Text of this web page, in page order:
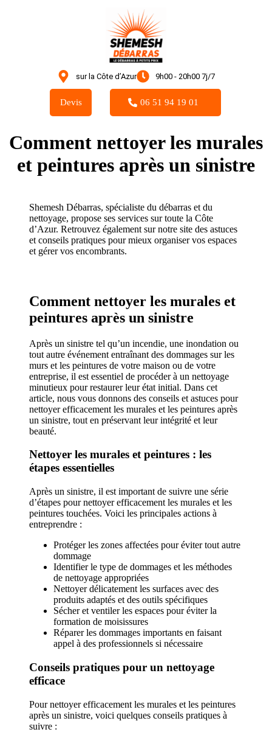
sur la Côte d’Azur 9h00 - 20h00 7j/7
Devis 06 51 94 19 01
Comment nettoyer les murales
et peintures après un sinistre
Shemesh Débarras, spécialiste du débarras et du
nettoyage, propose ses services sur toute la Côte
d’Azur. Retrouvez également sur notre site des astuces
et conseils pratiques pour mieux organiser vos espaces
et gérer vos encombrants.
Comment nettoyer les murales et
peintures après un sinistre
Après un sinistre tel qu’un incendie, une inondation ou
tout autre événement entraînant des dommages sur les
murs et les peintures de votre maison ou de votre
entreprise, il est essentiel de procéder à un nettoyage
minutieux pour restaurer leur état initial. Dans cet
article, nous vous donnons des conseils et astuces pour
nettoyer efficacement les murales et les peintures après
un sinistre, tout en préservant leur intégrité et leur
beauté.
Nettoyer les murales et peintures : les
étapes essentielles
Après un sinistre, il est important de suivre une série
d’étapes pour nettoyer efficacement les murales et les
peintures touchées. Voici les principales actions à
entreprendre :
Protéger les zones affectées pour éviter tout autre
dommage
Identifier le type de dommages et les méthodes
de nettoyage appropriées
Nettoyer délicatement les surfaces avec des
produits adaptés et des outils spécifiques
Sécher et ventiler les espaces pour éviter la
formation de moisissures
Réparer les dommages importants en faisant
appel à des professionnels si nécessaire
Conseils pratiques pour un nettoyage
efficace
Pour nettoyer efficacement les murales et les peintures
après un sinistre, voici quelques conseils pratiques à
suivre :